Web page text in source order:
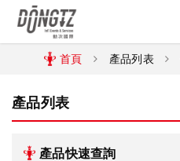
首頁 產品列表
產品列表
產品快速查詢